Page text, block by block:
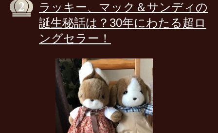
ラッキー、マック＆サンディの
誕生秘話は？30年にわたる超ロ
ングセラー！